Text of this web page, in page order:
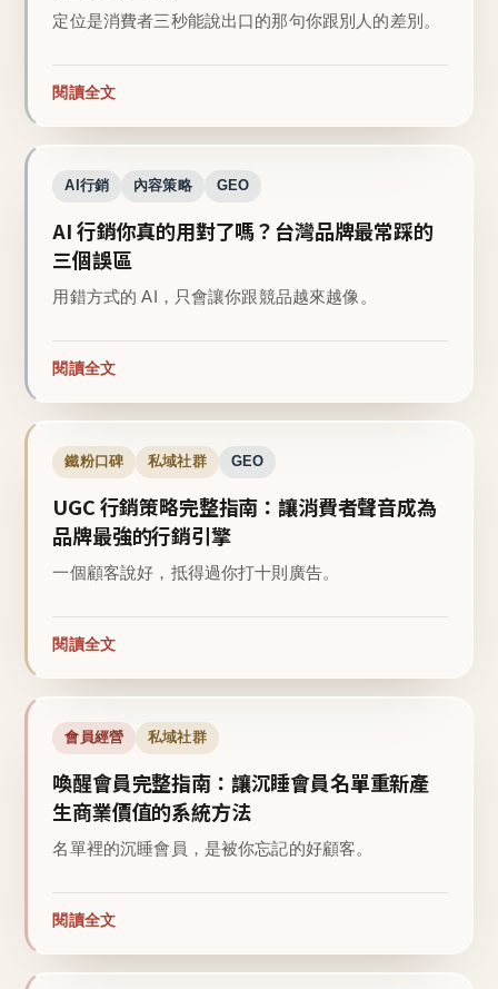
定位是消費者三秒能說出口的那句你跟別人的差別。
閱讀全文
AI行銷 內容策略 GEO
AI 行銷你真的用對了嗎？台灣品牌最常踩的
三個誤區
用錯方式的 AI，只會讓你跟競品越來越像。
閱讀全文
鐵粉口碑 私域社群 GEO
UGC 行銷策略完整指南：讓消費者聲音成為
品牌最強的行銷引擎
一個顧客說好，抵得過你打十則廣告。
閱讀全文
會員經營 私域社群
喚醒會員完整指南：讓沉睡會員名單重新產
生商業價值的系統方法
名單裡的沉睡會員，是被你忘記的好顧客。
閱讀全文